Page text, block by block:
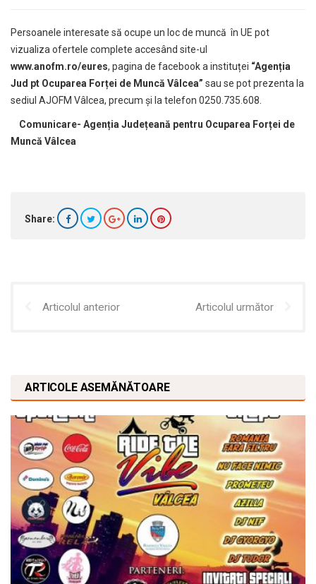
Persoanele interesate să ocupe un loc de muncă în UE pot
vizualiza ofertele complete accesând site-ul
www.anofm.ro/eures, pagina de facebook a instituței “Agenția
Jud pt Ocuparea Forței de Muncă Vâlcea” sau se pot prezenta la
sediul AJOFM Vâlcea, precum și la telefon 0250.735.608.
Comunicare- Agenția Județeană pentru Ocuparea Forței de
Muncă Vâlcea
Share:
Articolul anterior Articolul următor
ARTICOLE ASEMĂNĂTOARE